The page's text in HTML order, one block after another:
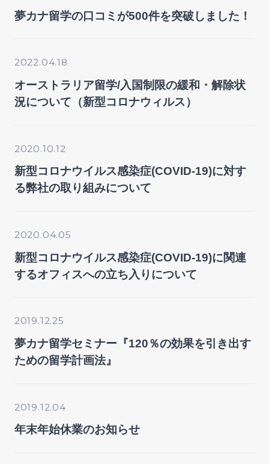
夢カナ留学の口コミが500件を突破しました！
2022.04.18
オーストラリア留学/入国制限の緩和・解除状
況について（新型コロナウィルス）
2020.10.12
新型コロナウイルス感染症(COVID-19)に対す
る弊社の取り組みについて
2020.04.05
新型コロナウイルス感染症(COVID-19)に関連
するオフィスへの立ち入りについて
2019.12.25
夢カナ留学セミナー『120％の効果を引き出す
ための留学計画法』
2019.12.04
年末年始休業のお知らせ